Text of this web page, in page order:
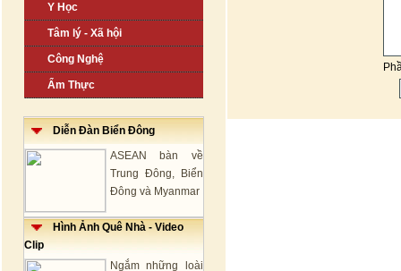
Y Học
Tâm lý - Xã hội
Công Nghệ
Ẩm Thực
Diễn Đàn Biển Đông
ASEAN bàn về
Trung Đông, Biển
Đông và Myanmar
Hình Ảnh Quê Nhà - Video
Clip
Ngắm những loài